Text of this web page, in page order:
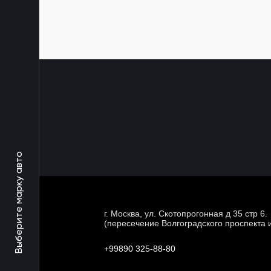
Выберите марку авто
г. Москва, ул. Скотопрогонная д 35 стр 6.
(пересечение Волгоградского проспекта
+99890 325-88-80